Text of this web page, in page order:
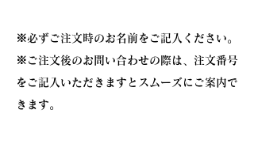
※必ずご注文時のお名前をご記入ください。
※ご注文後のお問い合わせの際は、注文番号
をご記入いただきますとスムーズにご案内で
きます。